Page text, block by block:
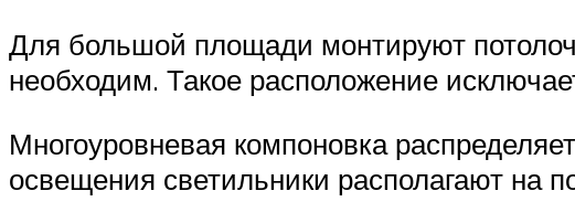
Для большой площади монтируют
необходим. Такое расположение
Многоуровневая компоновка
освещения светильники располагают на